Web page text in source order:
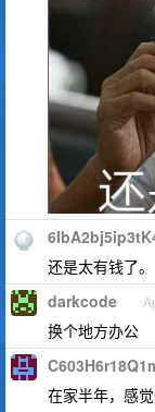
还是太有钱了。
darkcode
换个地方办公
在家半年，感